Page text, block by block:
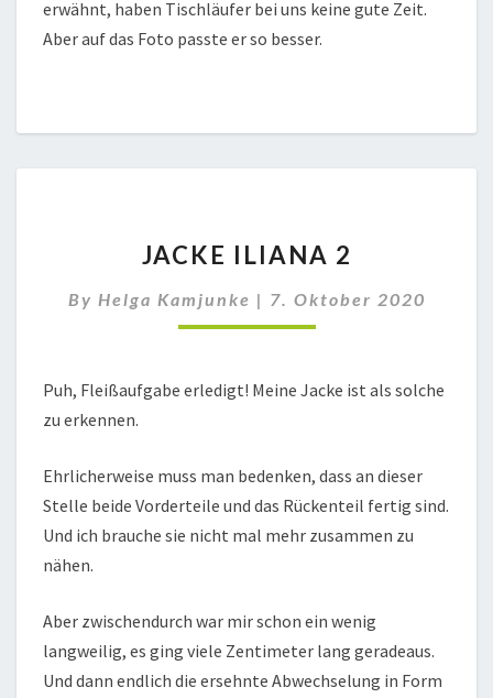
erwähnt, haben Tischläufer bei uns keine gute Zeit.
Aber auf das Foto passte er so besser.
ILIANA
JACKE ILIANA 2
By Helga Kamjunke | 7. Oktober 2020
Puh, Fleißaufgabe erledigt! Meine Jacke ist als solche
zu erkennen.
Ehrlicherweise muss man bedenken, dass an dieser
Stelle beide Vorderteile und das Rückenteil fertig sind.
Und ich brauche sie nicht mal mehr zusammen zu
nähen.
Aber zwischendurch war mir schon ein wenig
langweilig, es ging viele Zentimeter lang geradeaus.
Und dann endlich die ersehnte Abwechselung in Form